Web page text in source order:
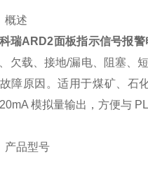
述
瑞ARD2面板指示信号报警
欠载、接地/漏电、阻塞、
障原因。适用于煤矿、石
模拟量输出，方便与
品型号